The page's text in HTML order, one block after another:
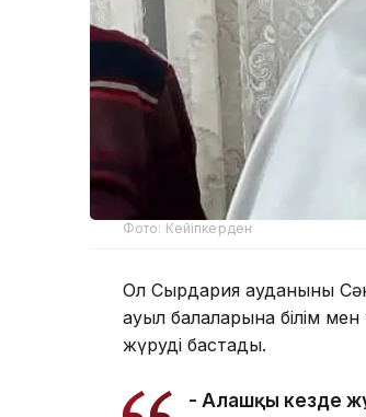
Фото: Кейіпкерден
Ол Сырдария ауданының
ауыл балаларына білім
жүруді бастады.
- Алғашқы кезде